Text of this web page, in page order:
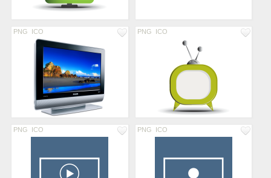
PNG ICO PNG ICO
PNG ICO PNG ICO